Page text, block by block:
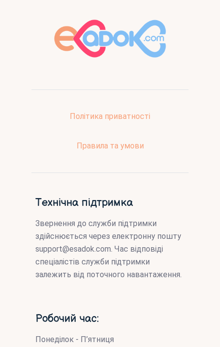
Політика приватності
Правила та умови
Технічна підтримка
Звернення до служби підтримки
здійснюється через електронну пошту
support@esadok.com. Час відповіді
спеціалістів служби підтримки
залежить від поточного навантаження.
Робочий час:
Понеділок - П’ятниця